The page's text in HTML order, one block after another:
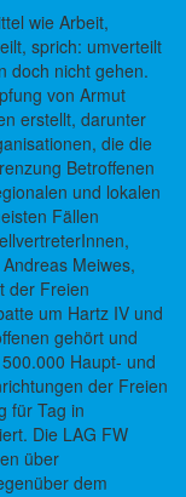
wie Arbeit,
sprich: umverteilt
doch nicht gehen.
von Armut
erstellt, darunter
die die
Betroffenen
und lokalen
Fällen
Meiwes,
der Freien
um Hartz IV und
gehört und
Haupt- und
der Freien
für Tag in
Die LAG FW
über
dem